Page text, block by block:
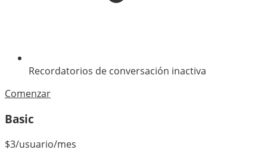
Recordatorios de conversación inactiva
Comenzar
Basic
$3/usuario/mes